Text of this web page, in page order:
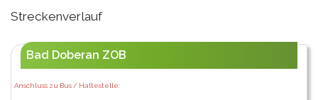
Streckenverlauf
Bad Doberan ZOB
Anschluss zu Bus / Haltestelle: